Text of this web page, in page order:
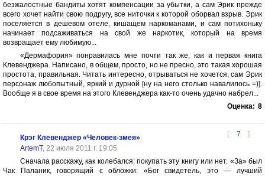
безжалостные бандиты хотят компенсации за убытки, а сам Эрик прежде
всего хочет найти свою подругу, все ниточки к которой оборвал взрыв. Эрик
поселяется в дешевом отеле, кишащем наркоманами, и сам потихоньку
начинает подсаживаться на свой же наркотик, который на время
возвращает ему любимую...
«Дермафория» понравилась мне почти так же, как и первая книга
Клевенджера. Написано, в общем, просто, но не пресно, это такая хорошая
простота, правильная. Читать интересно, отрываться не хочется, сам Эрик
персонаж любопытный, яркий и дурной [ну на него столько навалилось =)].
Вообще я в свое время на этого Клевенджера как-то очень удачно набрел...
Оценка: 8
[ 7 ]
Крэг Клевенджер «Человек-змея»
ArtemT, 22 июля 2011 г. 19:05
Сначала расскажу, как колебался: покупать эту книгу или нет. «За» был
Чак Паланик, говорящий с обложки: «Бог свидетель, это — лучший